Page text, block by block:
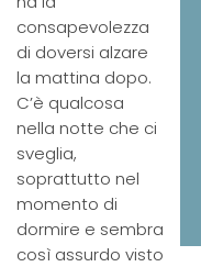
consapevolezza
di doversi alzare
la mattina dopo.
C’è qualcosa
nella notte che ci
sveglia,
soprattutto nel
momento di
dormire e sembra
così assurdo visto